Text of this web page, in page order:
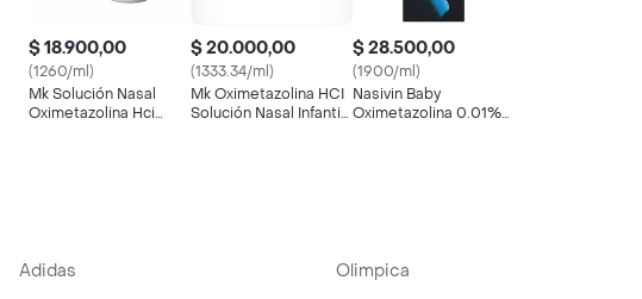
$ 18.900,00
(1260/ml)
Mk Solución Nasal
Oximetazolina Hci
$ 20.000,00
(1333.34/ml)
Mk Oximetazolina HCI
Solución Nasal Infantil
$ 28.500,00
(1900/ml)
Nasivin Baby
Oximetazolina 0.01%
Adidas Olimpica